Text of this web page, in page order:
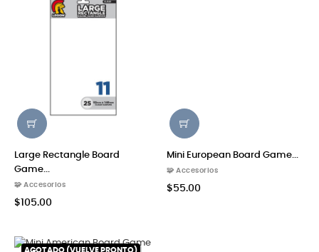
Large Rectangle Board
Game...
🧩 Accesorios
$105.00
Mini European Board Game...
🧩 Accesorios
$55.00
AGOTADO (VUELVE PRONTO)